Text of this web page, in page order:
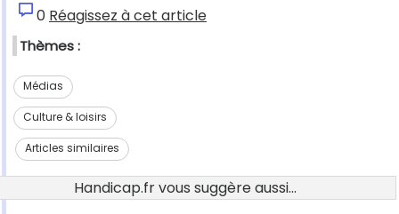
0 Réagissez à cet article
Thèmes :
Médias
Culture & loisirs
Articles similaires
Handicap.fr vous suggère aussi...